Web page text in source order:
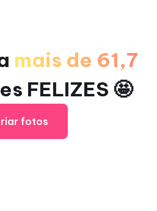
mais de 61,7
FELIZES 🤩
fotos